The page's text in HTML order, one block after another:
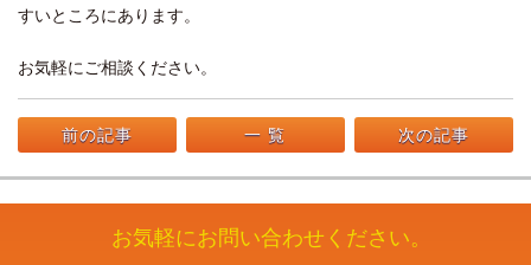
すいところにあります。
お気軽にご相談ください。
前の記事 一 覧 次の記事
お気軽にお問い合わせください。